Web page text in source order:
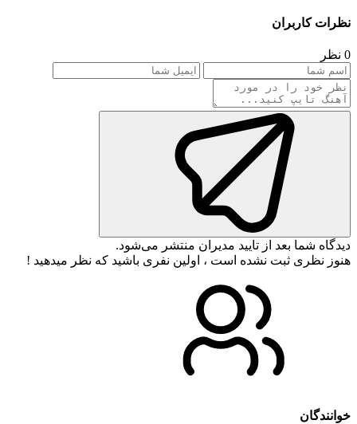
نظرات کاربران
0 نظر
دیدگاه شما بعد از تایید مدیران منتشر می‌شود.
هنوز نظری ثبت نشده است ، اولین نفری باشید که نظر میدهید !
خوانندگان